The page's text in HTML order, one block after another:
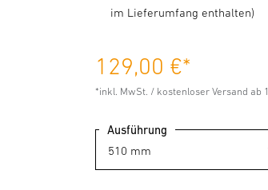
im Lieferumfang enthalten)
129,00 €*
*inkl. MwSt. / kostenloser Versand ab
Ausführung